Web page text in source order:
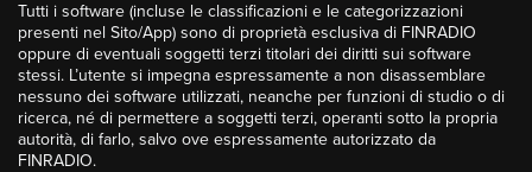
Tutti i software (incluse le classificazioni e le categorizzazioni
presenti nel Sito/App) sono di proprietà esclusiva di FINRADIO
oppure di eventuali soggetti terzi titolari dei diritti sui software
stessi. L’utente si impegna espressamente a non disassemblare
nessuno dei software utilizzati, neanche per funzioni di studio o di
ricerca, né di permettere a soggetti terzi, operanti sotto la propria
autorità, di farlo, salvo ove espressamente autorizzato da
FINRADIO.